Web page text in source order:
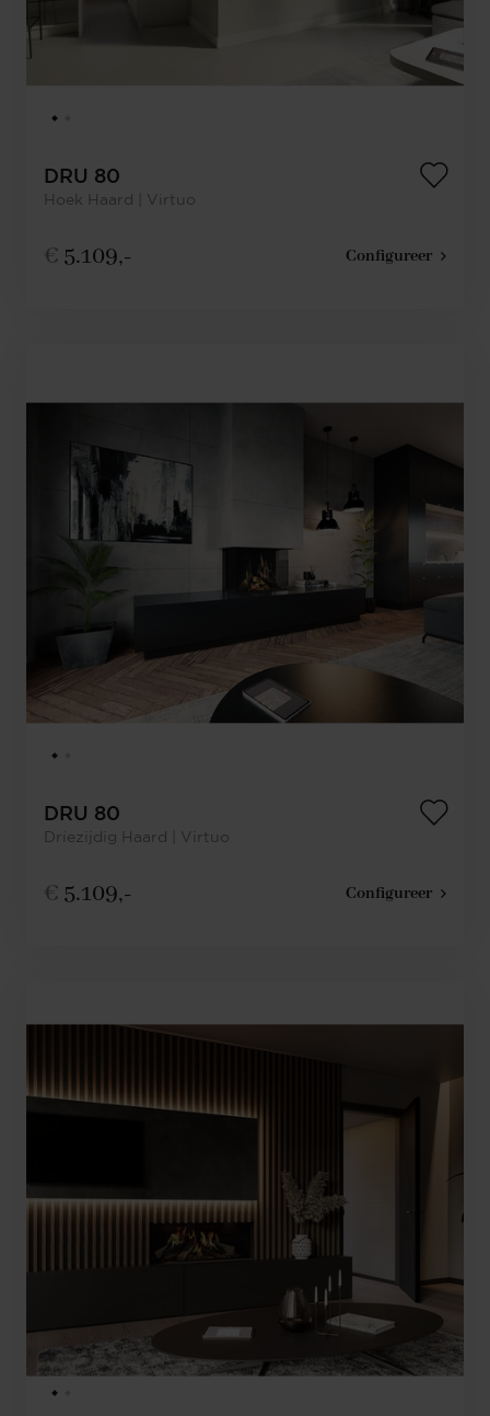
DRU 80
Hoek Haard | Virtuo
€ 5.109,- Configureer
DRU 80
Driezijdig Haard | Virtuo
€ 5.109,- Configureer